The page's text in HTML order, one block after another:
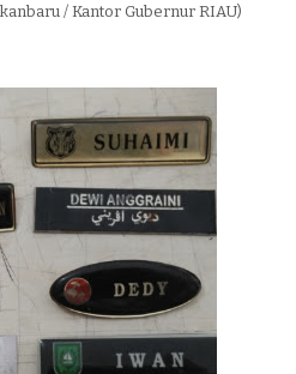
/ Kantor Gubernur RIAU)